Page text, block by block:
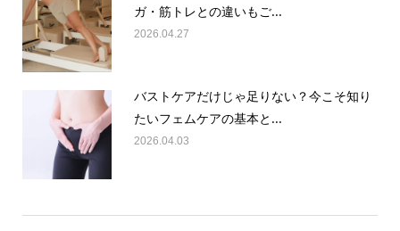
ガ・筋トレとの違いもご...
2026.04.27
バストケアだけじゃ足りない？今こそ知り
たいフェムケアの基本と...
2026.04.03